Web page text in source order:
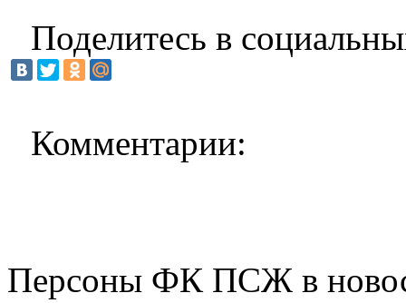
Поделитесь в
Комментарии:
Персоны ФК ПСЖ в